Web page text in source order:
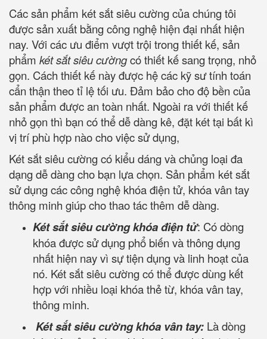
Các sản phẩm két sắt siêu cường của chúng tôi
được sản xuất bằng công nghệ hiện đại nhất hiện
nay. Với các ưu điểm vượt trội trong thiết kế, sản
phẩm két sắt siêu cườngcó thiết kế sang trọng, nhỏ
gọn. Cách thiết kế này được hệ các kỹ sư tính toán
cẩn thận theo tỉ lệ tối ưu. Đảm bảo cho độ bền của
sản phẩm được an toàn nhất. Ngoài ra với thiết kế
nhỏ gọn thì bạn có thể dễ dàng kê, đặt két tại bất kì
vị trí phù hợp nào cho việc sử dụng,
Két sắt siêu cường có kiểu dáng và chủng loại đa
dạng dễ dàng cho bạn lựa chọn. Sản phẩm két sắt
sử dụng các công nghệ khóa điện tử, khóa vân tay
thông minh giúp cho thao tác thêm dễ dàng.
Két sắt siêu cường khóa điện tử: Có dòng
khóa được sử dụng phổ biến và thông dụng
nhất hiện nay vì sự tiện dụng và linh hoạt của
nó. Két sắt siêu cường có thể được dùng kết
hợp với nhiều loại khóa thẻ từ, khóa vân tay,
thông minh.
Két sắt siêu cường khóa vân tay: Là dòng